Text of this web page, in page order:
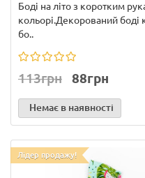
Боді на літо з коротким
кольорі.Декорований
бо..
113грн 88грн
Немає в наявності
Лідер продажу!